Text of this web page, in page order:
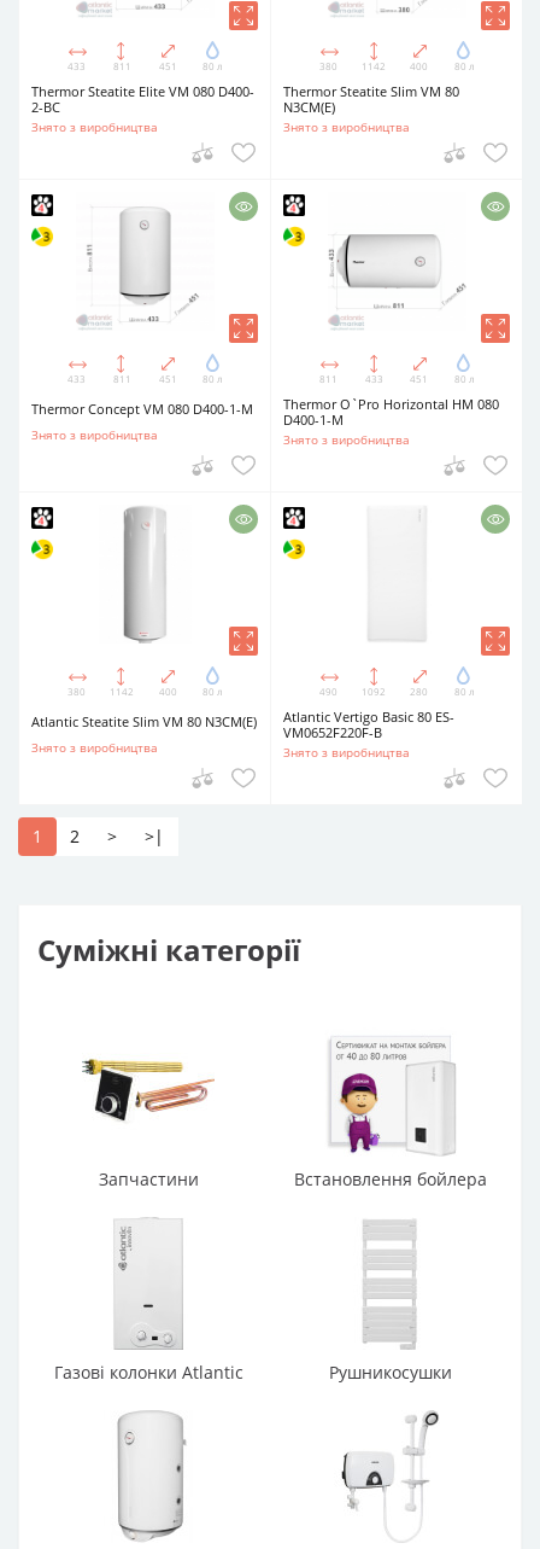
433 811 451 80 л
Thermor Steatite Elite VM 080 D400-
2-BC
Знято з виробництва
380 1142 400 80 л
Thermor Steatite Slim VM 80
N3CM(E)
Знято з виробництва
433 811 451 80 л
Thermor Concept VM 080 D400-1-M
Знято з виробництва
811 433 451 80 л
Thermor O`Pro Horizontal HM 080
D400-1-M
Знято з виробництва
380 1142 400 80 л
Atlantic Steatite Slim VM 80 N3CM(E)
Знято з виробництва
490 1092 280 80 л
Atlantic Vertigo Basic 80 ES-
VM0652F220F-B
Знято з виробництва
1 2 > >|
Суміжні категорії
Запчастини Встановлення бойлера
Газові колонки Atlantic Рушникосушки